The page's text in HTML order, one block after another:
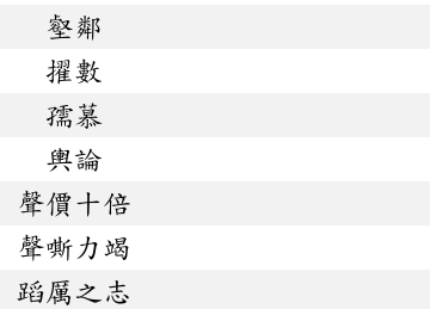
壑鄰
擢數
孺慕
輿論
聲價十倍
聲嘶力竭
蹈厲之志